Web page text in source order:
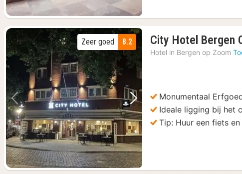
Vorige foto Volgende foto
8.2
Zeer goed City Hotel Bergen
Hotel in Bergen op Zoom
Monumentaal
Ideale ligging bij het
Tip: Huur een fiets